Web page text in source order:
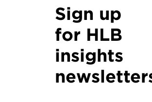
Sign up
for HLB
insights